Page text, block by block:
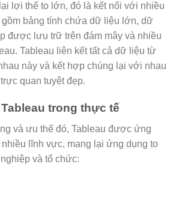
lợi thế to lớn, đó là kết nối với nhiều
bảng tính chứa dữ liệu lớn, dữ
được lưu trữ trên đám mây và nhiều
Tableau liên kết tất cả dữ liệu từ
này và kết hợp chúng lại với nhau
quan tuyệt đẹp.
trong thực tế
và ưu thế đó, Tableau được ứng
lĩnh vực, mang lại ứng dụng to
và tổ chức: